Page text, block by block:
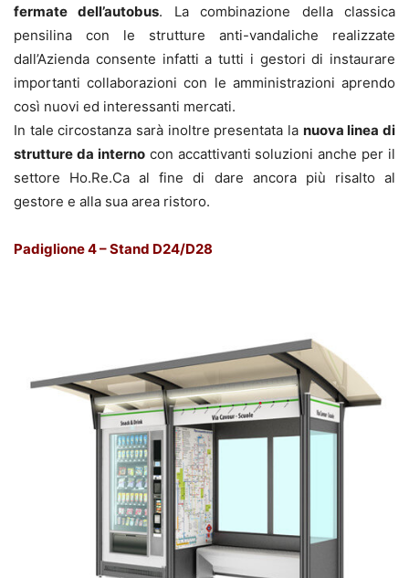
fermate dell’autobus. La combinazione della classica
pensilina con le strutture anti-vandaliche realizzate
dall’Azienda consente infatti a tutti i gestori di instaurare
importanti collaborazioni con le amministrazioni aprendo
così nuovi ed interessanti mercati.
In tale circostanza sarà inoltre presentata la nuova linea di
strutture da internocon accattivanti soluzioni anche per il
settore Ho.Re.Ca al fine di dare ancora più risalto al
gestore e alla sua area ristoro.
Padiglione 4 – Stand D24/D28